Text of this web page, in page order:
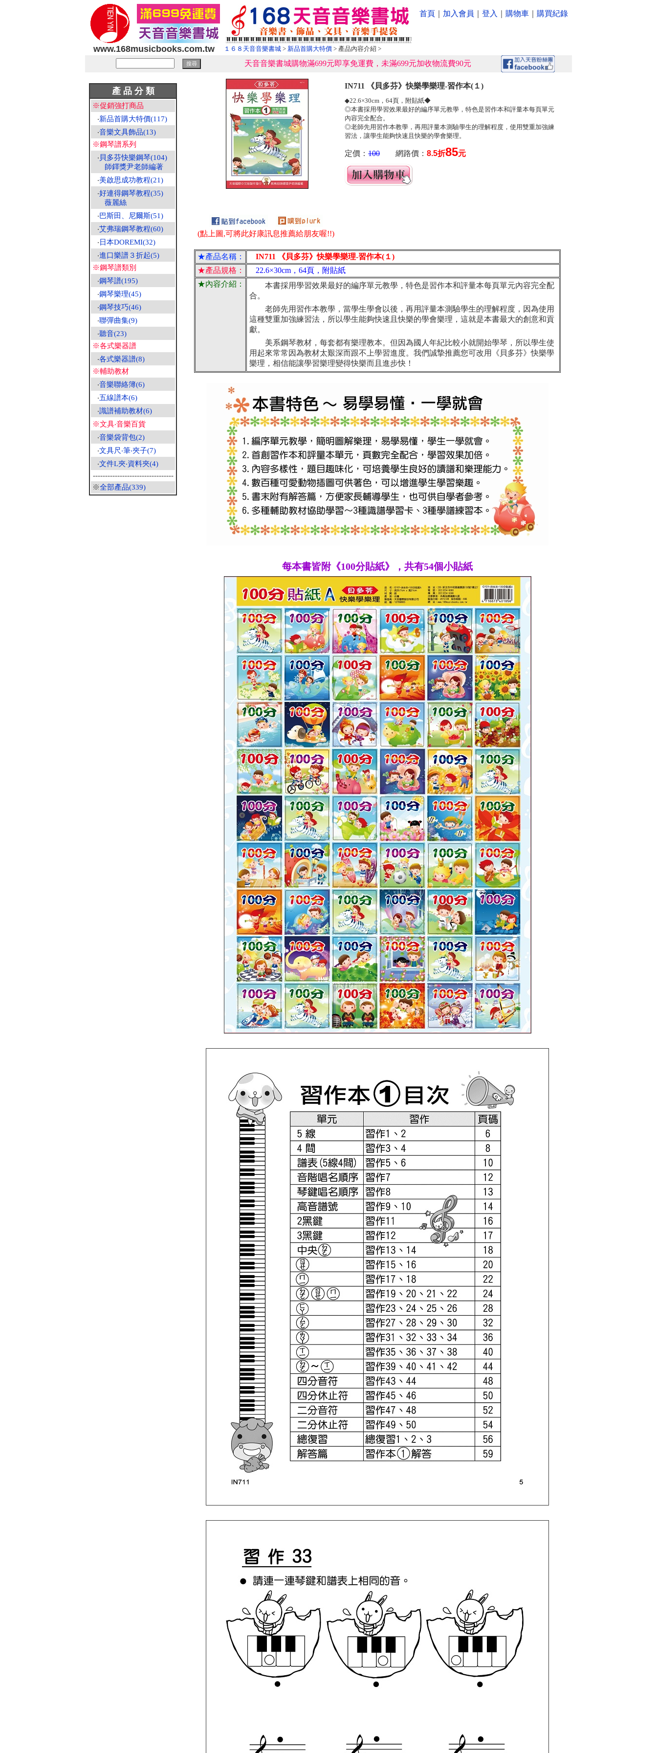
首頁 加入會員 登入 購物車 購買紀錄
www.168musicbooks.com.tw １６８天音音樂書城 > 新品首購大特價 > 產品內容介紹 >
天音音樂書城購物滿699元即享免運費，未滿699元加收物流費90元
產 品 分 類
※促銷強打商品
‧新品首購大特價(117)
‧音樂文具飾品(13)
※鋼琴譜系列
‧ 貝多芬快樂鋼琴(104)
師鐸獎尹老師編著
‧美啟思成功教程(21)
‧好連得鋼琴教程(35)
薇麗絲
‧巴斯田、尼爾斯(51)
‧艾弗瑞鋼琴教程(60)
‧ 日本DOREMI(32)
‧進口樂譜３折起(5)
※鋼琴譜類別
‧鋼琴譜(195)
‧鋼琴樂理(45)
‧鋼琴技巧(46)
‧聯彈曲集(9)
‧聽音(23)
※各式樂器譜
‧各式樂器譜(8)
※輔助教材
‧音樂聯絡簿(6)
‧五線譜本(6)
‧識譜補助教材(6)
※文具‧音樂百貨
‧音樂袋背包(2)
‧文具尺‧筆‧夾子(7)
‧文件L夾‧資料夾(4)
---------------------------------
※全部產品(339)
(點上圖,可將此好康訊息推薦給朋友喔!!)
IN711 《貝多芬》快樂學樂理-習作本(１)
◆22.6×30cm，64頁，附貼紙◆
◎本書採用學習效果最好的編序單元教學，特色是習作本和評量本每頁單元
內容完全配合。
◎老師先用習作本教學，再用評量本測驗學生的理解程度，使用雙重加強練
習法，讓學生能夠快速且快樂的學會樂理。
定價： 100 網路價： 8.5折85元
★產品名稱：
IN711 《貝多芬》快樂學樂理-習作本(１)
★產品規格：
22.6×30cm，64頁，附貼紙
★內容介紹：
本書採用學習效果最好的編序單元教學，特色是習作本和評量本每頁單元內容完全配
合。
老師先用習作本教學，當學生學會以後，再用評量本測驗學生的理解程度，因為使用
這種雙重加強練習法，所以學生能夠快速且快樂的學會樂理，這就是本書最大的創意和貢
獻。
美系鋼琴教材，每套都有樂理教本。但因為國人年紀比較小就開始學琴，所以學生使
用起來常常因為教材太艱深而跟不上學習進度。我們誠摯推薦您可改用《貝多芬》快樂學
樂理，相信能讓學習樂理變得快樂而且進步快！
每本書皆附《100分貼紙》，共有54個小貼紙